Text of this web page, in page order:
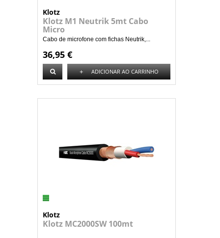
Klotz
Klotz M1 Neutrik 5mt Cabo
Micro
Cabo de microfone com fichas Neutrik,...
36,95 €
+ ADICIONAR AO CARRINHO
Klotz
Klotz MC2000SW 100mt